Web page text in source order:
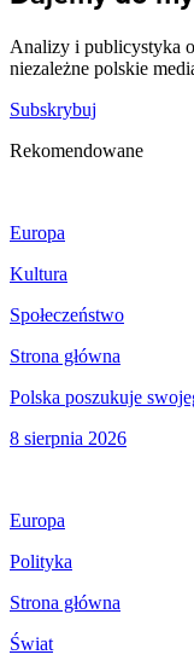
Analizy i publicystyka
niezależne polskie
Subskrybuj
Rekomendowane
Europa
Kultura
Społeczeństwo
Strona główna
Polska poszukuje
8 sierpnia 2026
Europa
Polityka
Strona główna
Świat